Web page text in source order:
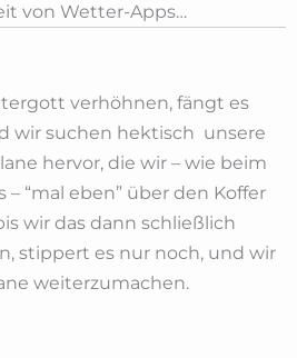
von Wetter-Apps…
verhöhnen, fängt es
wir suchen hektisch unsere
hervor, die wir – wie beim
– “mal eben” über den Koffer
wir das dann schließlich
stippert es nur noch, und wir
weiterzumachen.